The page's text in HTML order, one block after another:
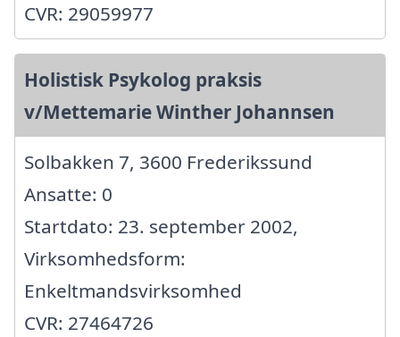
CVR: 29059977
Holistisk Psykolog praksis
v/Mettemarie Winther Johannsen
Solbakken 7, 3600 Frederikssund
Ansatte: 0
Startdato: 23. september 2002,
Virksomhedsform:
Enkeltmandsvirksomhed
CVR: 27464726